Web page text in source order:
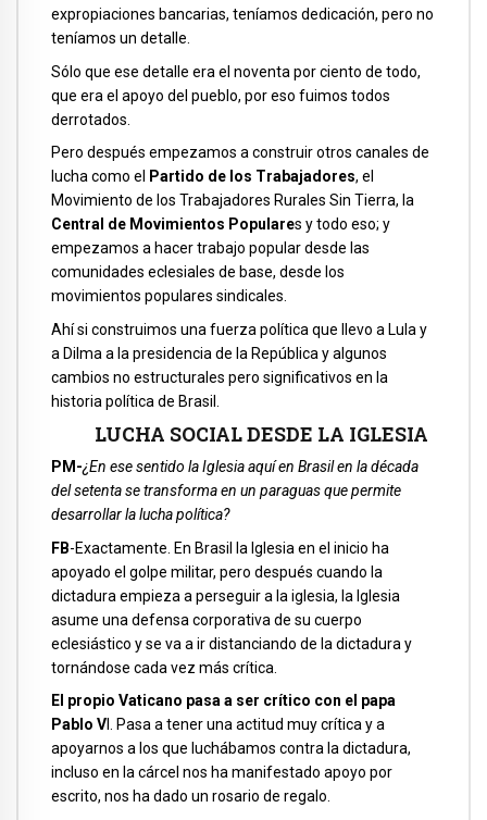
expropiaciones bancarias, teníamos dedicación, pero no
teníamos un detalle.
Sólo que ese detalle era el noventa por ciento de todo,
que era el apoyo del pueblo, por eso fuimos todos
derrotados.
Pero después empezamos a construir otros canales de
lucha como el
Partido de los Trabajadores, el
Movimiento de los Trabajadores Rurales Sin Tierra, la
Central de Movimientos Populares y todo eso; y
empezamos a hacer trabajo popular desde las
comunidades eclesiales de base, desde los
movimientos populares sindicales.
Ahí si construimos una fuerza política que llevo a Lula y
a Dilma a la presidencia de la República y algunos
cambios no estructurales pero significativos en la
historia política de Brasil.
LUCHA SOCIAL DESDE LA IGLESIA
PM-¿En ese sentido la Iglesia aquí en Brasil en la década
del setenta se transforma en un paraguas que permite
desarrollar la lucha política?
FB-Exactamente. En Brasil la Iglesia en el inicio ha
apoyado el golpe militar, pero después cuando la
dictadura empieza a perseguir a la iglesia, la Iglesia
asume una defensa corporativa de su cuerpo
eclesiástico y se va a ir distanciando de la dictadura y
tornándose cada vez más crítica.
El propio Vaticano pasa a ser crítico con el papa
Pablo VI. Pasa a tener una actitud muy crítica y a
apoyarnos a los que luchábamos contra la dictadura,
incluso en la cárcel nos ha manifestado apoyo por
escrito, nos ha dado un rosario de regalo.